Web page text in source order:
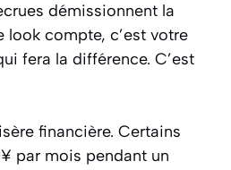
démissionnent la
look compte, c’est votre
fera la différence. C’est
financière. Certains
par mois pendant un